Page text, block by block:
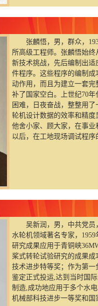
张麟悟，男，群众，
所高级工程师。张麟悟始
新技术挑战，先后编制出
件程序。这些程序的编制
动作用，而且为建立一套
补了国家空白。上世纪70
困难，日夜奋战，整整用
轮机设计数据的效率和精
他舍小家、顾大家，在事
以后，在工地现场调试程
吴新润，男，中共党员
水轮机领域著名专家，
研究成果应用于青铜峡
桨式转轮试验研究的成果
技术进步特等奖；作为第
鉴定正式投运,达到当时国
制造,成功地应用于多个水
机械部科技进步一等奖和